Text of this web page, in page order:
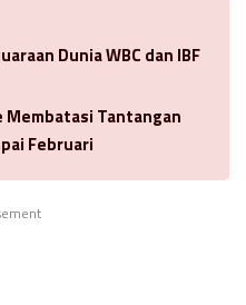
Dunia WBC dan IBF
Tantangan
Februari